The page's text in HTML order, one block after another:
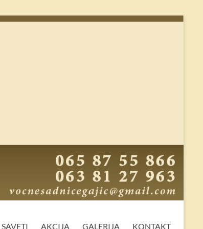
SAVETI AKCIJA GALERIJA KONTAKT